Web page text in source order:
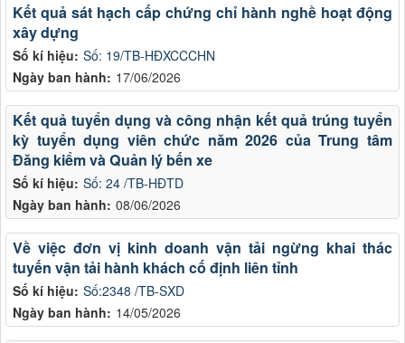
Số kí hiệu: Số: 19/TB-HĐXCCCHN
Ngày ban hành: 17/06/2026
Kết quả sát hạch cấp chứng chỉ hành nghề hoạt động
xây dựng
Số kí hiệu: Số: 24 /TB-HĐTD
Ngày ban hành: 08/06/2026
Kết quả tuyển dụng và công nhận kết quả trúng tuyển
kỳ tuyển dụng viên chức năm 2026 của Trung tâm
Đăng kiểm và Quản lý bến xe
Số kí hiệu: Số:2348 /TB-SXD
Ngày ban hành: 14/05/2026
Về việc đơn vị kinh doanh vận tải ngừng khai thác
tuyến vận tải hành khách cố định liên tỉnh